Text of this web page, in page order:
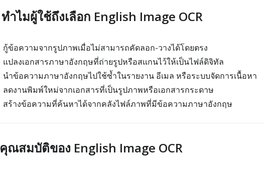
ทำไมผู้ใช้ถึงเลือก English Image OCR
กู้ข้อความจากรูปภาพเมื่อไม่สามารถคัดลอก-วางได้โดยตรง
แปลงเอกสารภาษาอังกฤษที่ถ่ายรูปหรือสแกนไว้ให้เป็นไฟล์ดิจิทัล
นำข้อความภาษาอังกฤษไปใช้ซ้ำในรายงาน อีเมล หรือระบบจัดการเนื้อหา
ลดงานพิมพ์ใหม่จากเอกสารที่เป็นรูปภาพหรือเอกสารกระดาษ
สร้างข้อความที่ค้นหาได้จากคลังไฟล์ภาพที่มีข้อความภาษาอังกฤษ
คุณสมบัติของ English Image OCR